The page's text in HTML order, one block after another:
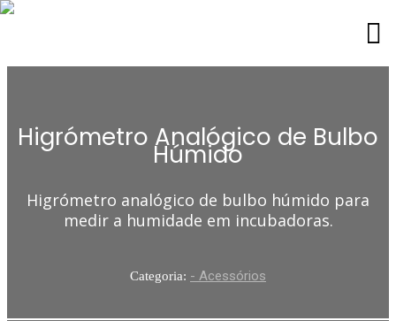
Higrómetro Analógico de Bulbo
Húmido
Higrómetro analógico de bulbo húmido para
medir a humidade em incubadoras.
Categoria: - Acessórios